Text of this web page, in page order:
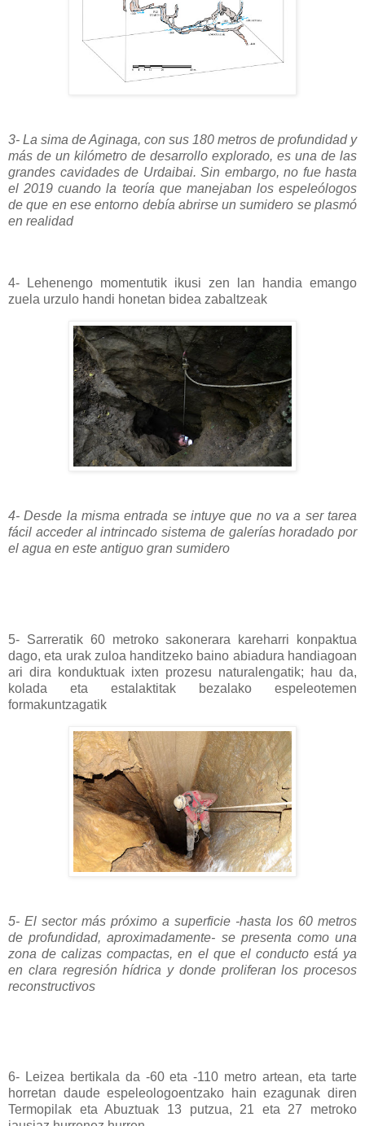
3- La sima de Aginaga, con sus 180 metros de profundidad y
más de un kilómetro de desarrollo explorado, es una de las
grandes cavidades de Urdaibai. Sin embargo, no fue hasta
el 2019 cuando la teoría que manejaban los espeleólogos
de que en ese entorno debía abrirse un sumidero se plasmó
en realidad
4- Lehenengo momentutik ikusi zen lan handia emango
zuela urzulo handi honetan bidea zabaltzeak
4- Desde la misma entrada se intuye que no va a ser tarea
fácil acceder al intrincado sistema de galerías horadado por
el agua en este antiguo gran sumidero
5- Sarreratik 60 metroko sakonerara kareharri konpaktua
dago, eta urak zuloa handitzeko baino abiadura handiagoan
ari dira konduktuak ixten prozesu naturalengatik; hau da,
kolada eta estalaktitak bezalako espeleotemen
formakuntzagatik
5- El sector más próximo a superficie -hasta los 60 metros
de profundidad, aproximadamente- se presenta como una
zona de calizas compactas, en el que el conducto está ya
en clara regresión hídrica y donde proliferan los procesos
reconstructivos
6- Leizea bertikala da -60 eta -110 metro artean, eta tarte
horretan daude espeleologoentzako hain ezagunak diren
Termopilak eta Abuztuak 13 putzua, 21 eta 27 metroko